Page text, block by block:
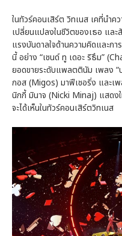
ในทัวร์คอนเสิร์ต วิทเนส เคที่นำค
เปลี่ยนแปลงในชีวิตของเธอ แล
แรงบันดาลใจด้านความคิดและก
นี้ อย่าง “เชนด์ ทู เดอะ ริธึม”
ยอดขายระดับแพลตตินัม เพลง
กอส (Migos) มาฟีเชอริ่ง และเ
นิกกี้ มินาจ (Nicki Minaj) แสดง
จะได้เห็นในทัวร์คอนเสิร์ตวิทเนส